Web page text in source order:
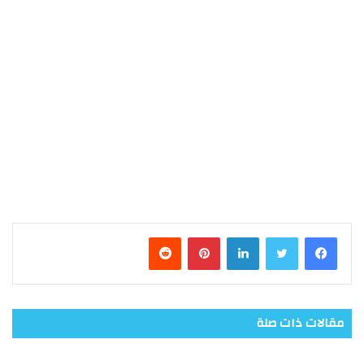
فيسبوك تويتر لينكدإن بينتيريست
مقالات ذات صلة